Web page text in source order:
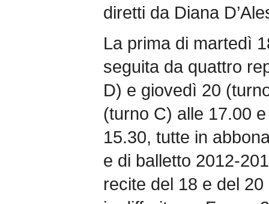
diretti da Diana
La prima di martedì
seguita da quattro
D) e giovedì 20
(turno C) alle 17.00
15.30, tutte in
e di balletto 2012-
recite del 18 e del